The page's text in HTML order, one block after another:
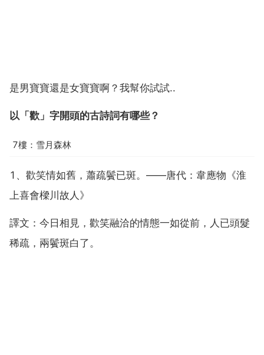
是男寶寶還是女寶寶啊？我幫你試試..
以「歡」字開頭的古詩詞有哪些？
7樓：雪月森林
1、歡笑情如舊，蕭疏鬢已斑。——唐代：韋應物《淮
上喜會樑川故人》
譯文：今日相見，歡笑融洽的情態一如從前，人已頭髮
稀疏，兩鬢斑白了。